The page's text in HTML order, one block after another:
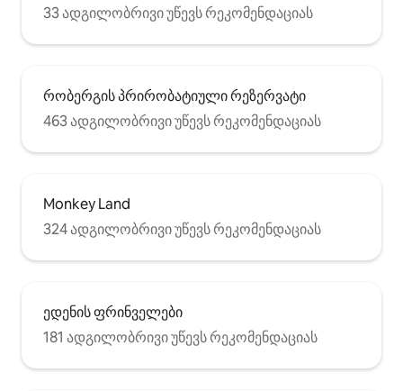
33 ადგილობრივი უწევს რეკომენდაციას
რობერგის პრირობატიული რეზერვატი
463 ადგილობრივი უწევს რეკომენდაციას
Monkey Land
324 ადგილობრივი უწევს რეკომენდაციას
ედენის ფრინველები
181 ადგილობრივი უწევს რეკომენდაციას